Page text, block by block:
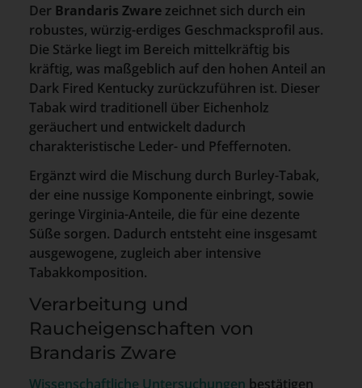
Der Brandaris Zware zeichnet sich durch ein
robustes, würzig-erdiges Geschmacksprofil aus.
Die Stärke liegt im Bereich mittelkräftig bis
kräftig, was maßgeblich auf den hohen Anteil an
Dark Fired Kentucky zurückzuführen ist. Dieser
Tabak wird traditionell über Eichenholz
geräuchert und entwickelt dadurch
charakteristische Leder- und Pfeffernoten.
Ergänzt wird die Mischung durch Burley-Tabak,
der eine nussige Komponente einbringt, sowie
geringe Virginia-Anteile, die für eine dezente
Süße sorgen. Dadurch entsteht eine insgesamt
ausgewogene, zugleich aber intensive
Tabakkomposition.
Verarbeitung und
Raucheigenschaften von
Brandaris Zware
Wissenschaftliche Untersuchungen bestätigen